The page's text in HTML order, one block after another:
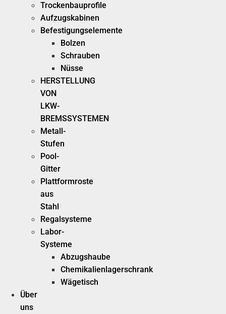
Trockenbauprofile
Aufzugskabinen
Befestigungselemente
Bolzen
Schrauben
Nüsse
HERSTELLUNG
VON
LKW-
BREMSSYSTEMEN
Metall-
Stufen
Pool-
Gitter
Plattformroste
aus
Stahl
Regalsysteme
Labor-
Systeme
Abzugshaube
Chemikalienlagerschrank
Wägetisch
Über
uns